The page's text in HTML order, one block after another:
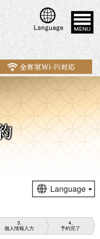
3
個人情報入力
4
予約完了